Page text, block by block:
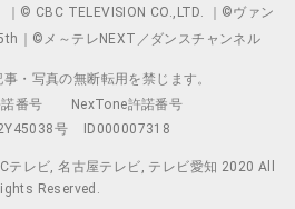
｜© CBC TELEVISION CO.,LTD. ｜©ヴァン
｜©メ～テレNEXT／ダンスチャンネル
・写真の無断転用を禁じます。
番号
NexTone許諾番号
号
ID000007318
レビ, 名古屋テレビ, テレビ愛知 2020 All
Reserved.